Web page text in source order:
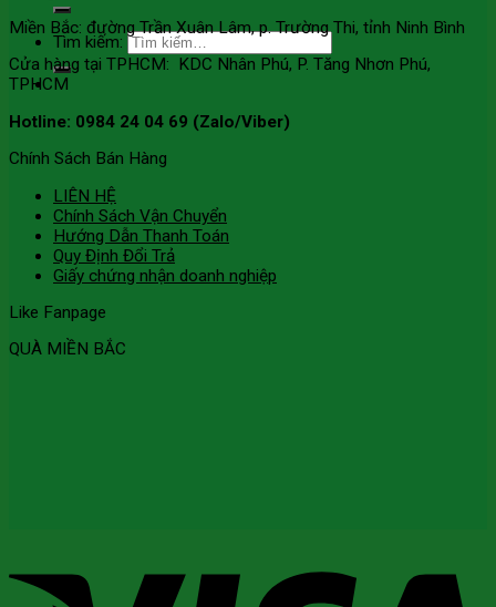
Tìm kiếm:
Miền Bắc: đường Trần Xuân Lâm, p. Trường Thi, tỉnh Ninh Bình
Cửa hàng tại TPHCM: KDC Nhân Phú, P. Tăng Nhơn Phú,
TPHCM
Hotline: 0984 24 04 69 (Zalo/Viber)
Chính Sách Bán Hàng
LIÊN HỆ
Chính Sách Vận Chuyển
Hướng Dẫn Thanh Toán
Quy Định Đổi Trả
Giấy chứng nhận doanh nghiệp
Like Fanpage
QUÀ MIỀN BẮC